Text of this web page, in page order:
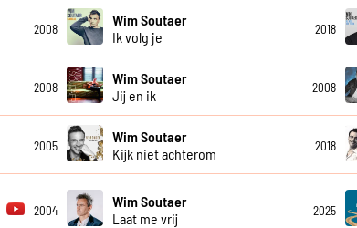
2008
Wim Soutaer
Ik volg je
2018
2008
Wim Soutaer
Jij en ik
2008
2005
Wim Soutaer
Kijk niet achterom
2018
2004
Wim Soutaer
Laat me vrij
2025